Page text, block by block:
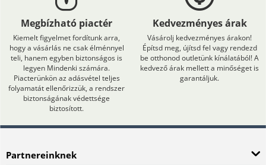
Megbízható piactér
Kiemelt figyelmet fordítunk arra,
hogy a vásárlás ne csak élménnyel
teli, hanem egyben biztonságos is
legyen Mindenki számára.
Piacterünkön az adásvétel teljes
folyamatát ellenőrizzük, a rendszer
biztonságának védettsége
biztosított.
Kedvezményes árak
Vásárolj kedvezményes árakon!
Építsd meg, újítsd fel vagy rendezd
be otthonod outletünk kínálatából! A
kedvező árak mellett a minőséget is
garantáljuk.
Partnereinknek